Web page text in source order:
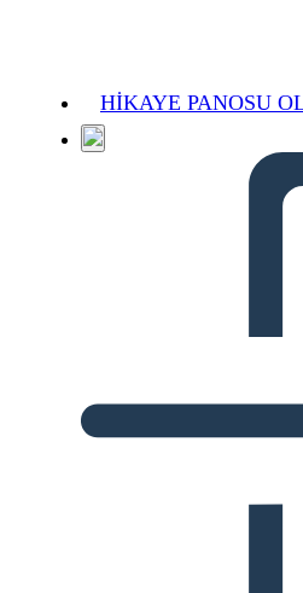
HIKAYE PANOSU